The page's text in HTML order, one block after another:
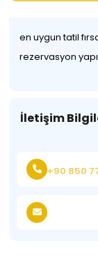
en uygun tatil
rezervasyon
İletişim
+90 850